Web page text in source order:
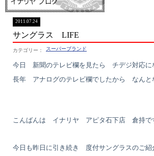
サングラス LIFE
2011.07.24
スーパーブランド
今日 新聞のテレビ欄を見たら チデジ対応に
長年 アナログのテレビ欄でしたから なんと
こんばんは イナリヤ アピタ石下店 倉持で
今日も昨日に引き続き 度付サングラスのご紹